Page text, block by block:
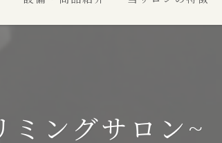
ングサロン~